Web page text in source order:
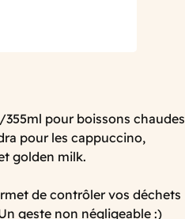
pour boissons chaudes
pour les cappuccino,
golden milk.
de contrôler vos déchets
geste non négligeable :)